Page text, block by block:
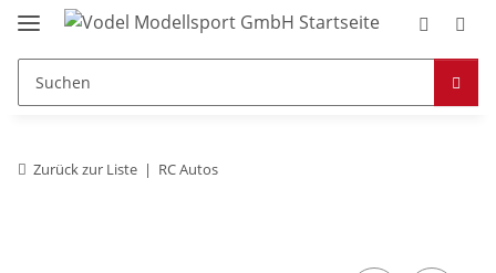
Zurück zur Liste RC Autos